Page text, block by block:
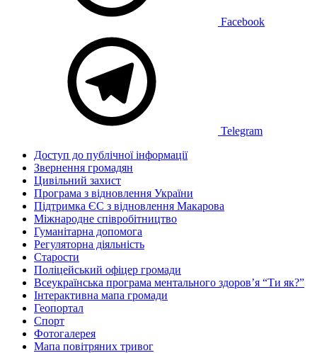
Facebook
Telegram
Доступ до публічної інформації
Звернення громадян
Цивільний захист
Програма з відновлення України
Підтримка ЄС з відновлення Макарова
Міжнародне співробітництво
Гуманітарна допомога
Регуляторна діяльність
Старости
Поліцейський офіцер громади
Всеукраїнська програма ментального здоров’я “Ти як?”
Інтерактивна мапа громади
Геопортал
Спорт
Фотогалерея
Мапа повітряних тривог